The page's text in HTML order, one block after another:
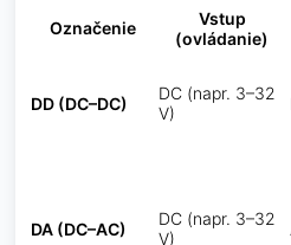
Označenie
Vstup
(ovládanie)
DD (DC–DC)
DC (napr. 3–32
V)
DA (DC–AC)
DC (napr. 3–32
V)